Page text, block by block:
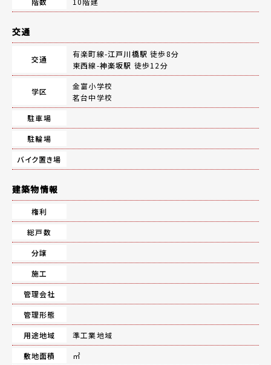
交通
交通
有楽町線-江戸川橋駅 徒歩8分
東西線-神楽坂駅 徒歩12分
学区
金富小学校
茗台中学校
駐車場
駐輪場
バイク置き場
建築物情報
権利
総戸数
分譲
施工
管理会社
管理形態
用途地域
準工業地域
敷地面積
㎡